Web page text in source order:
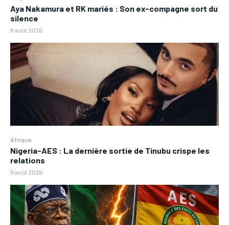
Aya Nakamura et RK mariés : Son ex-compagne sort du
silence
8 août 2026
Afrique
Nigeria-AES : La dernière sortie de Tinubu crispe les
relations
8 août 2026